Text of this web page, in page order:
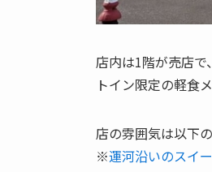
店内は1階が売店
トイン限定の軽食
店の雰囲気は以下
※運河沿いのスイ